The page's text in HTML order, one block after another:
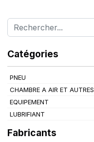
Catégories
PNEU
CHAMBRE A AIR ET AUTRES
EQUIPEMENT
LUBRIFIANT
Fabricants